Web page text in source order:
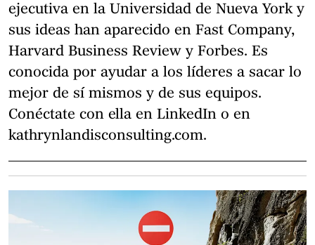
ejecutiva en la Universidad de Nueva York y
sus ideas han aparecido en Fast Company,
Harvard Business Review y Forbes. Es
conocida por ayudar a los líderes a sacar lo
mejor de sí mismos y de sus equipos.
Conéctate con ella en LinkedIn o en
kathrynlandisconsulting.com.